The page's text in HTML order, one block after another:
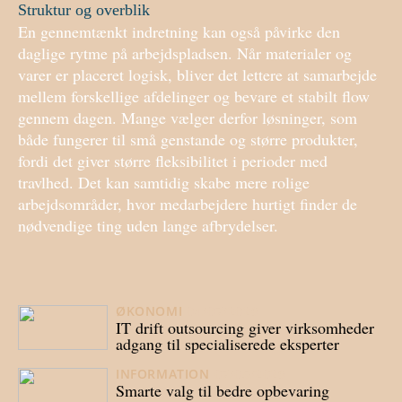
Struktur og overblik
En gennemtænkt indretning kan også påvirke den
daglige rytme på arbejdspladsen. Når materialer og
varer er placeret logisk, bliver det lettere at samarbejde
mellem forskellige afdelinger og bevare et stabilt flow
gennem dagen. Mange vælger derfor løsninger, som
både fungerer til små genstande og større produkter,
fordi det giver større fleksibilitet i perioder med
travlhed. Det kan samtidig skabe mere rolige
arbejdsområder, hvor medarbejdere hurtigt finder de
nødvendige ting uden lange afbrydelser.
ØKONOMI
IT drift outsourcing giver virksomheder
adgang til specialiserede eksperter
INFORMATION
Smarte valg til bedre opbevaring